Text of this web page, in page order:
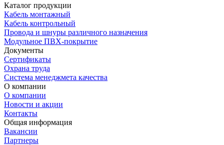
Каталог продукции
Кабель монтажный
Кабель контрольный
Провода и шнуры различного назначения
Модульное ПВХ-покрытие
Документы
Сертификаты
Охрана труда
Система менеджмета качества
О компании
О компании
Новости и акции
Контакты
Общая информация
Вакансии
Партнеры